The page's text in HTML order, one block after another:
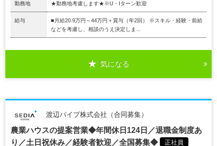
勤務地 ★勤務地考慮します★※U・Iターン歓迎
給与
■月給20.9万円～44万円＋賞与（年2回） ※スキル・経験・前給
などを考慮し、相談のうえ決定しま...
気になる
渡辺パイプ株式会社（合同募集）
農業ハウスの提案営業◆年間休日124日／退職金制度あ
り／土日祝休み／経験者歓迎／全国募集◆
正社員